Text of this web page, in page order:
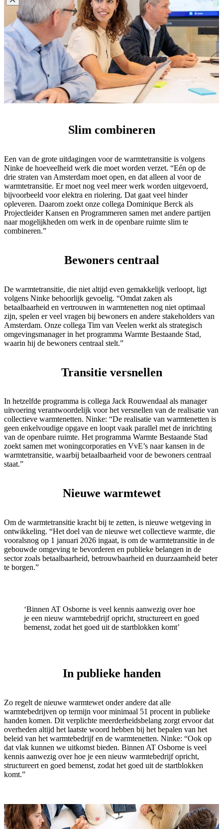
Slim combineren
Een van de grote uitdagingen voor de warmtetransitie is volgens
Ninke de hoeveelheid werk die moet worden verzet. “Eén op de
drie straten van Amsterdam moet open, en dat alleen al voor de
warmtetransitie. Er moet nog veel meer werk worden uitgevoerd,
bijvoorbeeld voor elektra en riolering. Dat gaat veel hinder
opleveren. Daarom zoekt onze collega Dominique Berck als
Projectleider Kansen en Programmeren samen met andere partijen
naar mogelijkheden om werk in de openbare ruimte slim te
combineren.”
Bewoners centraal
De warmtetransitie, die niet altijd even gemakkelijk verloopt, ligt
volgens Ninke behoorlijk gevoelig. “Omdat zaken als
betaalbaarheid en vertrouwen in warmtenetten nog niet optimaal
zijn, spelen er veel vragen bij bewoners en andere stakeholders van
Amsterdam. Onze collega Tim van Veelen werkt als strategisch
omgevingsmanager in het programma Warmte Bestaande Stad,
waarin hij de bewoners centraal stelt.”
Transitie versnellen
In hetzelfde programma is collega Jack Rouwendaal als manager
uitvoering verantwoordelijk voor het versnellen van de realisatie van
collectieve warmtenetten. Ninke: “De realisatie van warmtenetten is
geen enkelvoudige opgave en loopt vaak parallel met de inrichting
van de openbare ruimte. Het programma Warmte Bestaande Stad
zoekt samen met woningcorporaties en VvE’s naar kansen in de
warmtetransitie, waarbij betaalbaarheid voor de bewoners centraal
staat.”
Nieuwe warmtewet
Om de warmtetransitie kracht bij te zetten, is nieuwe wetgeving in
ontwikkeling. “Het doel van de nieuwe wet collectieve warmte, die
vooralsnog op 1 januari 2026 ingaat, is om de warmtetransitie in de
gebouwde omgeving te bevorderen en publieke belangen in de
sector zoals betaalbaarheid, betrouwbaarheid en duurzaamheid beter
te borgen.”
‘Binnen AT Osborne is veel kennis aanwezig over hoe
je een nieuw warmtebedrijf opricht, structureert en goed
bemenst, zodat het goed uit de startblokken komt’
In publieke handen
Zo regelt de nieuwe warmtewet onder andere dat alle
warmtebedrijven op termijn voor minimaal 51 procent in publieke
handen komen. Dit verplichte meerderheidsbelang zorgt ervoor dat
overheden altijd het laatste woord hebben bij het bepalen van het
beleid van het warmtebedrijf en de warmtenetten. Ninke: “Ook op
dat vlak kunnen we uitkomst bieden. Binnen AT Osborne is veel
kennis aanwezig over hoe je een nieuw warmtebedrijf opricht,
structureert en goed bemenst, zodat het goed uit de startblokken
komt.”